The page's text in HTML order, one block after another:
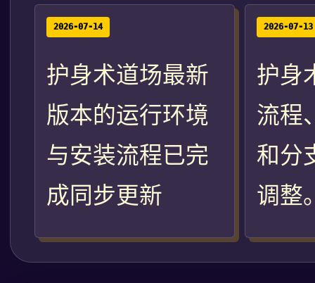
2026-07-14
护身术道场最新
版本的运行环境
与安装流程已完
成同步更新
2026-07-13
护身
流程
和分
调整